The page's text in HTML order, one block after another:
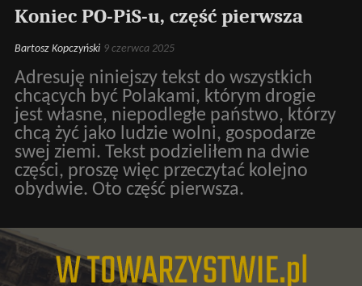
Koniec PO-PiS-u, część pierwsza
Bartosz Kopczyński 9 czerwca 2025
Adresuję niniejszy tekst do wszystkich
chcących być Polakami, którym drogie
jest własne, niepodległe państwo, którzy
chcą żyć jako ludzie wolni, gospodarze
swej ziemi. Tekst podzieliłem na dwie
części, proszę więc przeczytać kolejno
obydwie. Oto część pierwsza.